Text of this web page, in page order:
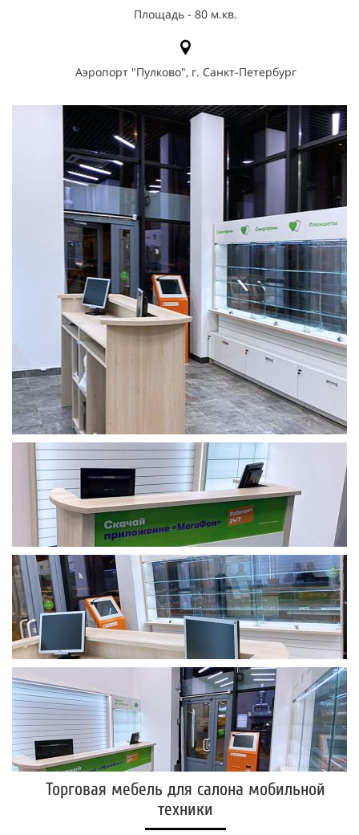
Площадь - 80 м.кв.
Аэропорт "Пулково", г. Санкт-Петербург
Торговая мебель для салона мобильной
техники